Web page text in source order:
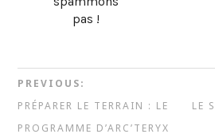
pas !
PREVIOUS:
PRÉPARER LE TERRAIN : LE
PROGRAMME D’ARC’TERYX
LE